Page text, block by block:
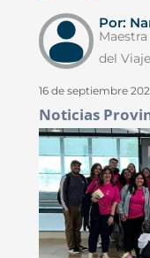
Por:
del
16 de septiembre
Noticias